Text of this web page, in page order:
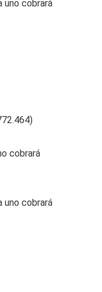
uno cobrará
cobrará
uno cobrará